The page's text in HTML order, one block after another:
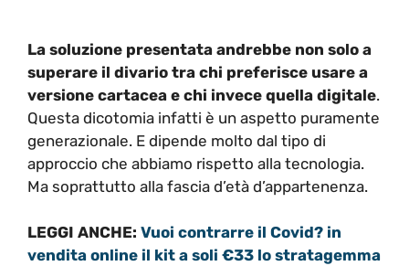
La soluzione presentata andrebbe non solo a
superare il divario tra chi preferisce usare a
versione cartacea e chi invece quella digitale.
Questa dicotomia infatti è un aspetto puramente
generazionale. E dipende molto dal tipo di
approccio che abbiamo rispetto alla tecnologia.
Ma soprattutto alla fascia d’età d’appartenenza.
LEGGI ANCHE: Vuoi contrarre il Covid? in
vendita online il kit a soli €33 lo stratagemma